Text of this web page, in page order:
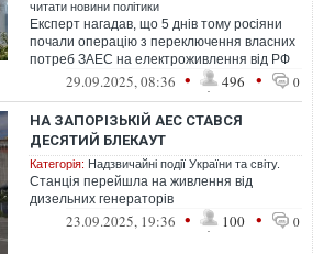
читати новини політики
Експерт нагадав, що 5 днів тому росіяни
почали операцію з переключення власних
потреб ЗАЕС на електроживлення від РФ
29.09.2025, 08:36 • 496 • 0
НА ЗАПОРІЗЬКІЙ АЕС СТАВСЯ
ДЕСЯТИЙ БЛЕКАУТ
Категорія: Надзвичайні події України та світу.
Станція перейшла на живлення від
дизельних генераторів
23.09.2025, 19:36 • 100 • 0